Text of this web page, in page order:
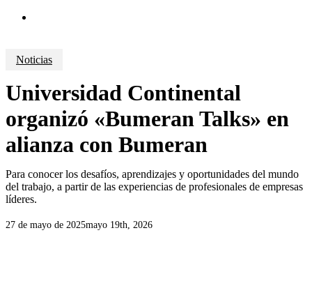
Noticias
Universidad Continental
organizó «Bumeran Talks» en
alianza con Bumeran
Para conocer los desafíos, aprendizajes y oportunidades del mundo
del trabajo, a partir de las experiencias de profesionales de empresas
líderes.
27 de mayo de 2025mayo 19th, 2026